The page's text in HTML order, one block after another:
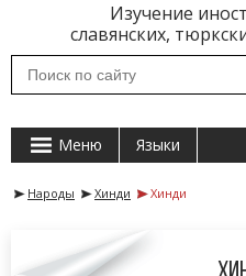
Изучение
славянских,
Меню Языки
Народы Хинди Хинди